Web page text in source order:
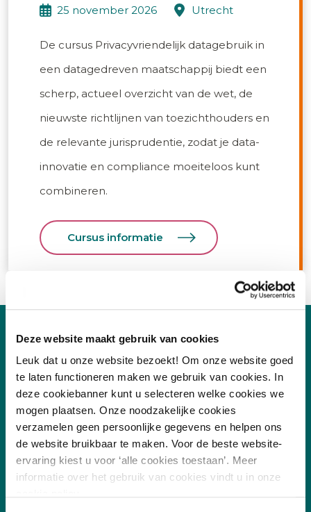
Deze website maakt gebruik van cookies
Leuk dat u onze website bezoekt! Om onze website goed
te laten functioneren maken we gebruik van cookies. In
deze cookiebanner kunt u selecteren welke cookies we
mogen plaatsen. Onze noodzakelijke cookies
verzamelen geen persoonlijke gegevens en helpen ons
de website bruikbaar te maken. Voor de beste website-
ervaring kiest u voor ‘alle cookies toestaan’. Meer
informatie over het gebruik van cookies vindt u in onze
25 november 2026 utrecht
De cursus Privacyvriendelijk datagebruik in
een datagedreven maatschappij biedt een
scherp, actueel overzicht van de wet, de
nieuwste richtlijnen van toezichthouders en
de relevante jurisprudentie, zodat je data-
innovatie en compliance moeiteloos kunt
combineren.
Cursus informatie
7.8 / 10 255 reviews